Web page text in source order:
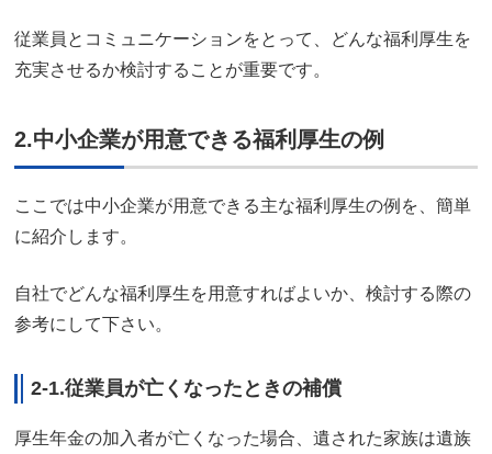
従業員とコミュニケーションをとって、どんな福利厚生を
充実させるか検討することが重要です。
2.中小企業が用意できる福利厚生の例
ここでは中小企業が用意できる主な福利厚生の例を、簡単
に紹介します。
自社でどんな福利厚生を用意すればよいか、検討する際の
参考にして下さい。
2-1.従業員が亡くなったときの補償
厚生年金の加入者が亡くなった場合、遺された家族は遺族